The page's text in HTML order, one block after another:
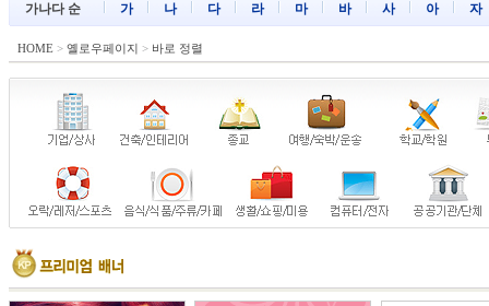
가나다 순 가 나 다 라 마 바 사 아 자
HOME > 옐로우페이지 > 바로 정렬